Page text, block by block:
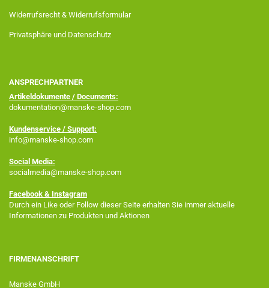
Widerrufsrecht & Widerrufsformular
Privatsphäre und Datenschutz
ANSPRECHPARTNER
Artikeldokumente / Documents:
dokumentation@manske-shop.com
Kundenservice / Support:
info@manske-shop.com
Social Media:
socialmedia@manske-shop.com
Facebook & Instagram
Durch ein Like oder Follow dieser Seite erhalten Sie immer aktuelle
Informationen zu Produkten und Aktionen
FIRMENANSCHRIFT
Manske GmbH